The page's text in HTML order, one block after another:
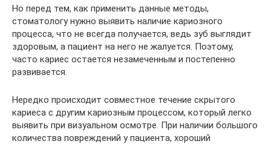
Но перед тем, как применить данные методы,
стоматологу нужно выявить наличие кариозного
процесса, что не всегда получается, ведь зуб выглядит
здоровым, а пациент на него не жалуется. Поэтому,
часто кариес остается незамеченным и постепенно
развивается.
Нередко происходит совместное течение скрытого
кариеса с другим кариозным процессом, который легко
выявить при визуальном осмотре. При наличии большого
количества повреждений у пациента, хороший